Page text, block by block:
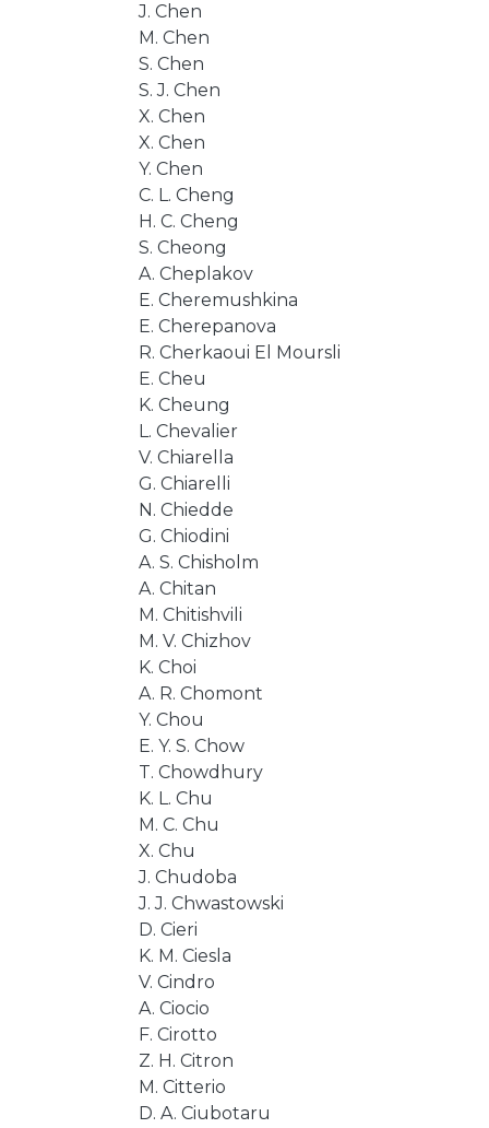
J. Chen
M. Chen
S. Chen
S. J. Chen
X. Chen
X. Chen
Y. Chen
C. L. Cheng
H. C. Cheng
S. Cheong
A. Cheplakov
E. Cheremushkina
E. Cherepanova
R. Cherkaoui El Moursli
E. Cheu
K. Cheung
L. Chevalier
V. Chiarella
G. Chiarelli
N. Chiedde
G. Chiodini
A. S. Chisholm
A. Chitan
M. Chitishvili
M. V. Chizhov
K. Choi
A. R. Chomont
Y. Chou
E. Y. S. Chow
T. Chowdhury
K. L. Chu
M. C. Chu
X. Chu
J. Chudoba
J. J. Chwastowski
D. Cieri
K. M. Ciesla
V. Cindro
A. Ciocio
F. Cirotto
Z. H. Citron
M. Citterio
D. A. Ciubotaru